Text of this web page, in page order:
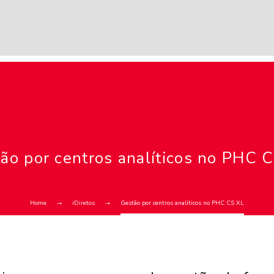
por centros analíticos no PHC
Home iDiretos Gestão por centros analíticos no PHC CS XL